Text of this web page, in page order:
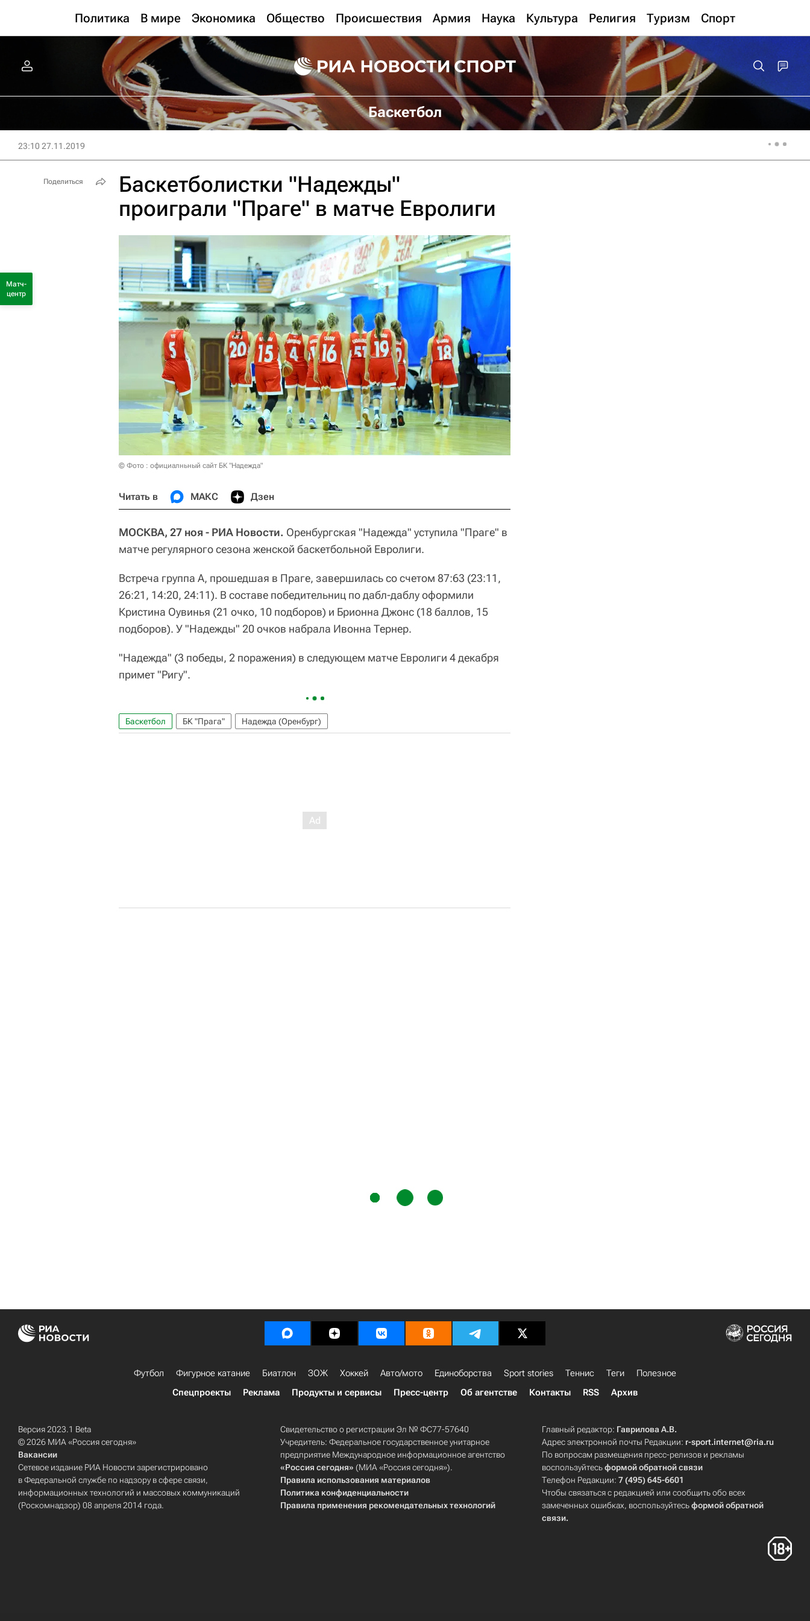
Политика В мире Экономика Общество Происшествия Армия Наука Культура Религия Туризм Спорт
Баскетбол
23:10 27.11.2019
Баскетболистки "Надежды"
проиграли "Праге" в матче Евролиги
© Фото : официалньный сайт БК "Надежда"
Читать в МАКС Дзен
МОСКВА, 27 ноя - РИА Новости. Оренбургская "Надежда" уступила "Праге" в
матче регулярного сезона женской баскетбольной Евролиги.
Встреча группа A, прошедшая в Праге, завершилась со счетом 87:63 (23:11,
26:21, 14:20, 24:11). В составе победительниц по дабл-даблу оформили
Кристина Оувинья (21 очко, 10 подборов) и Брионна Джонс (18 баллов, 15
подборов). У "Надежды" 20 очков набрала Ивонна Тернер.
"Надежда" (3 победы, 2 поражения) в следующем матче Евролиги 4 декабря
примет "Ригу".
Баскетбол БК "Прага" Надежда (Оренбург)
Поделиться
Матч-
центр
Футбол Фигурное катание Биатлон ЗОЖ Хоккей Авто/мото Единоборства Sport stories Теннис Теги
Полезное
Спецпроекты
Реклама Продукты и сервисы Пресс-центр Об агентстве Контакты RSS Архив
Версия 2023.1 Beta
© 2026 МИА «Россия сегодня»
Вакансии
Сетевое издание РИА Новости зарегистрировано
в Федеральной службе по надзору в сфере связи,
информационных технологий и массовых коммуникаций
(Роскомнадзор) 08 апреля 2014 года.
Свидетельство о регистрации Эл № ФС77-57640
Учредитель: Федеральное государственное унитарное
предприятие Международное информационное агентство
«Россия сегодня» (МИА «Россия сегодня»).
Правила использования материалов
Политика конфиденциальности
Правила применения рекомендательных технологий
Главный редактор: Гаврилова А.В.
Адрес электронной почты Редакции: r-sport.internet@ria.ru
По вопросам размещения пресс-релизов и рекламы
воспользуйтесьформой обратной связи
Телефон Редакции:7 (495) 645-6601
Чтобы связаться с редакцией или сообщить обо всех
замеченных ошибках, воспользуйтесьформой обратной
связи.